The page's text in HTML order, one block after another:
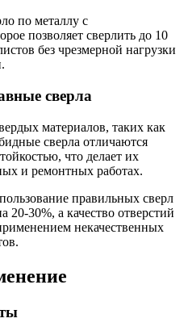
по металлу с
позволяет сверлить до 10
без чрезмерной нагрузки
сверла
материалов, таких как
сверла отличаются
что делает их
и ремонтных работах.
правильных сверл
20-30%, а качество отверстий
некачественных